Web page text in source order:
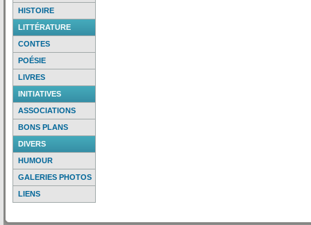
HISTOIRE
LITTÉRATURE
CONTES
POÉSIE
LIVRES
INITIATIVES
ASSOCIATIONS
BONS PLANS
DIVERS
HUMOUR
GALERIES PHOTOS
LIENS